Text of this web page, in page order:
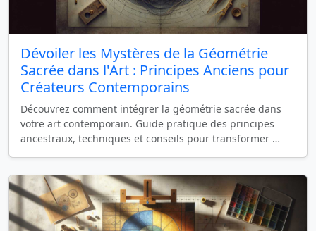
Dévoiler les Mystères de la Géométrie
Sacrée dans l'Art : Principes Anciens pour
Créateurs Contemporains
Découvrez comment intégrer la géométrie sacrée dans
votre art contemporain. Guide pratique des principes
ancestraux, techniques et conseils pour transformer …